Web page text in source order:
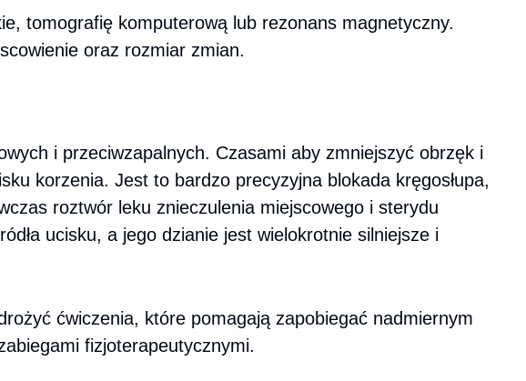
tomografię komputerową lub rezonans magnetyczny.
oraz rozmiar zmian.
i przeciwzapalnych. Czasami aby zmniejszyć obrzęk i
korzenia. Jest to bardzo precyzyjna blokada kręgosłupa,
roztwór leku znieczulenia miejscowego i sterydu
ucisku, a jego dzianie jest wielokrotnie silniejsze i
ćwiczenia, które pomagają zapobiegać nadmiernym
fizjoterapeutycznymi.